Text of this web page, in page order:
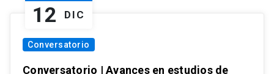
12 DIC
Conversatorio
Conversatorio | Avances en estudios de